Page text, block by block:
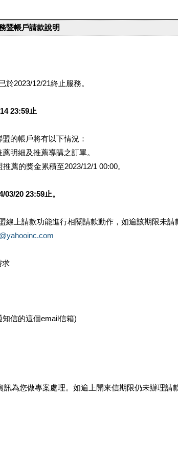
暨帳戶請款說明
2023/12/21終止服務。
23:59止
的帳戶將有以下情況：
明細及推薦導購之訂單。
薦的獎金累積至2023/12/1 00:00。
20 23:59止。
線上請款功能進行相關請款動作，如逾該期限未請
求
信的這個email信箱)
為您做專案處理。如逾上開來信期限仍未辦理請